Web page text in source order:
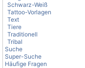
Schwarz-Weiß
Tattoo-Vorlagen
Text
Tiere
Traditionell
Tribal
Suche
Super-Suche
Häufige Fragen